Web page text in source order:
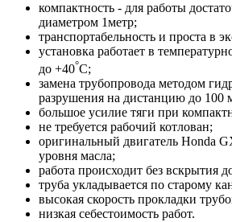
компактность - для работы
диаметром 1метр;
транспортабельность и проста в
установка работает в
до +40°С;
замена трубопровода методом
разрушения на дистанцию до 100
большое усилие тяги при
не требуется рабочий котлован;
оригинальный двигатель Honda
уровня масла;
работа происходит без вскрытия
труба укладывается по старому
высокая скорость прокладки
низкая себестоимость работ.